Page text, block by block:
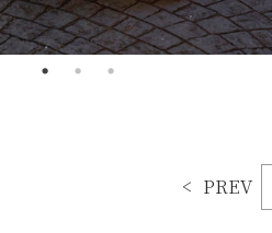
PREV